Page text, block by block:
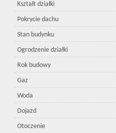
Kształt działki
Pokrycie dachu
Stan budynku
Ogrodzenie działki
Rok budowy
Gaz
Woda
Dojazd
Otoczenie